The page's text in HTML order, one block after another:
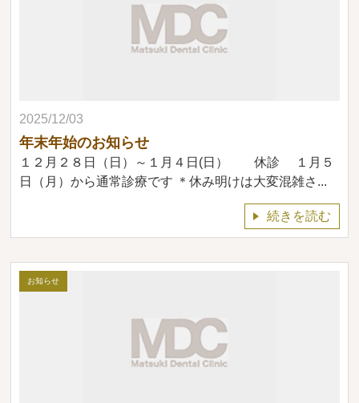
2025/12/03
年末年始のお知らせ
１２月２８日（日）～１月４日(日） 休診 １月５
日（月）から通常診療です ＊休み明けは大変混雑さ...
続きを読む
お知らせ